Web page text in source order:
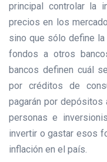
principal controlar la
precios en los
sino que sólo define
fondos a otros
bancos definen cuál
por créditos de
pagarán por depósitos
personas e
invertir o gastar esos
inflación en el país.